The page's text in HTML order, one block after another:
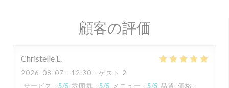
顧客の評価
Christelle L
2026-08-07 - 12:30 - ゲスト 2
サービス : 5/5 雰囲気 : 5/5 メニュー : 5/5 品質-価格 :